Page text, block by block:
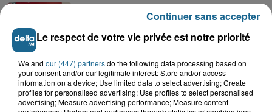
16h28
Foot, Boulogne-sur-Mer : Grégory Thil,
un directeur sportif à...
15h06
Hand : Dunkerque face à l'élite pour
préparer la saison du renouveau
Le respect de votre vie privée est notre priorité
We and our (447) partnersdo the following data processing based on
your consent and/or our legitimate interest: Store and/or access
information on a device; Use limited data to select advertising; Create
profiles for personalised advertising; Use profiles to select personalised
advertising; Measure advertising performance; Measure content
Continuer sans accepter